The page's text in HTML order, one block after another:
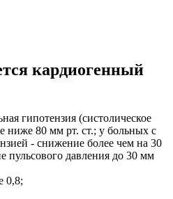
кардиогенный
гипотензия (систолическое
ниже 80 мм рт. ст.; у больных с
- снижение более чем на 30
пульсового давления до 30 мм
0,8;